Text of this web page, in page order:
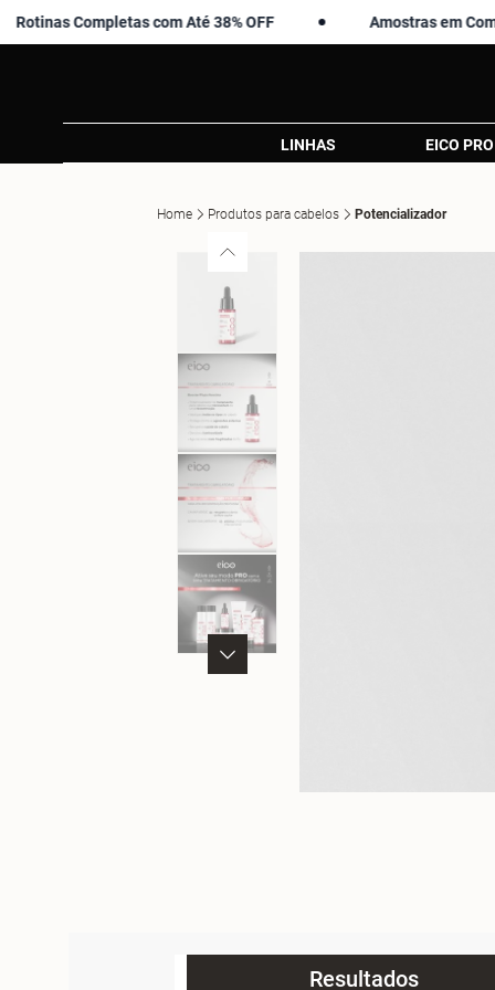
Completas com Até 38% OFF Amostras em Compras
LINHAS EICO PRO
Home Produtos para cabelos Potencializador
Resultados